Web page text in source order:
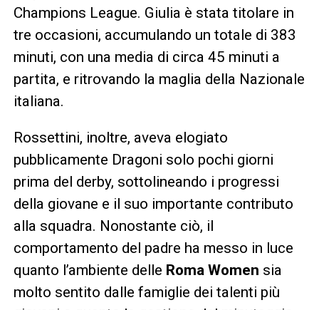
Champions League. Giulia è stata titolare in
tre occasioni, accumulando un totale di 383
minuti, con una media di circa 45 minuti a
partita, e ritrovando la maglia della Nazionale
italiana.
Rossettini, inoltre, aveva elogiato
pubblicamente Dragoni solo pochi giorni
prima del derby, sottolineando i progressi
della giovane e il suo importante contributo
alla squadra. Nonostante ciò, il
comportamento del padre ha messo in luce
quanto l’ambiente delle Roma Women sia
molto sentito dalle famiglie dei talenti più